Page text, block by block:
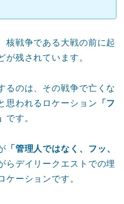
核戦争である大戦の前に起
が残されています。
るのは、その戦争で亡くな
思われるロケーション 「フ
です。
「管理人ではなく、フッ、
らデイリークエストでの埋
ケーションです。